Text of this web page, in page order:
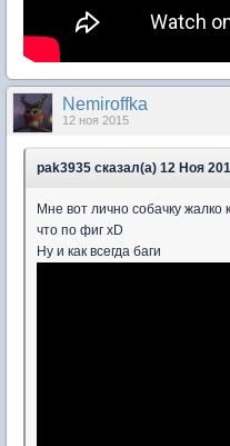
Nеmiroffkа
12 ноя 2015
pak3935 сказал(а) 12 Ноя
Мне вот лично собачку жалко
что по фиг хD
Ну и как всегда баги